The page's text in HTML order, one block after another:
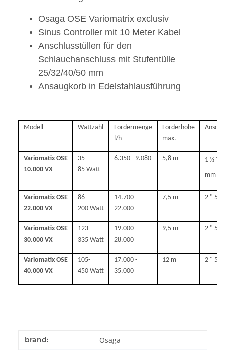
Osaga OSE Variomatrix exclusiv
Sinus Controller mit 10 Meter Kabel
Anschlusstüllen für den
Schlauchanschluss mit Stufentülle
25/32/40/50 mm
Ansaugkorb in Edelstahlausführung
Modell Wattzahl
Fördermenge
l/h
Förderhöhe
max.
Variomatix OSE
10.000 VX
35 -
85 Watt
6.350 - 9.080 5,8 m
1 ½ "
mm
Variomatix OSE
22.000 VX
86 -
200 Watt
14.700-
22.000
7,5 m 2 " 50
Variomatix OSE
30.000 VX
123-
335 Watt
19.000 -
28.000
9,5 m 2 " 50
Variomatix OSE
40.000 VX
105-
450 Watt
17.000 -
35.000
12 m 2 " 50
Produkteigenschaft
Wert
brand: Osaga